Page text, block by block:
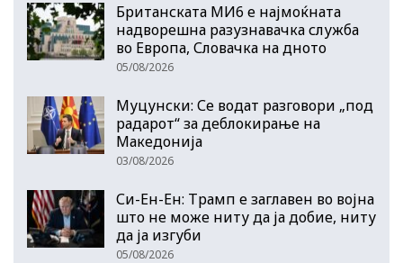
Британската МИ6 е најмоќната
надворешна разузнавачка служба
во Европа, Словачка на дното
05/08/2026
Муцунски: Се водат разговори „под
радарот“ за деблокирање на
Македонија
03/08/2026
Си-Ен-Ен: Трамп е заглавен во војна
што не може ниту да ја добие, ниту
да ја изгуби
05/08/2026